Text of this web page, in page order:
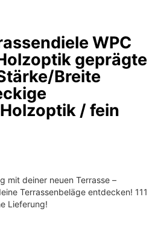
WPC
geprägte
Breite
/ fein
mit deiner neuen Terrasse –
Terrassenbeläge entdecken! 111
Lieferung!